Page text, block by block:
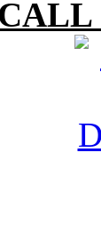
CALL